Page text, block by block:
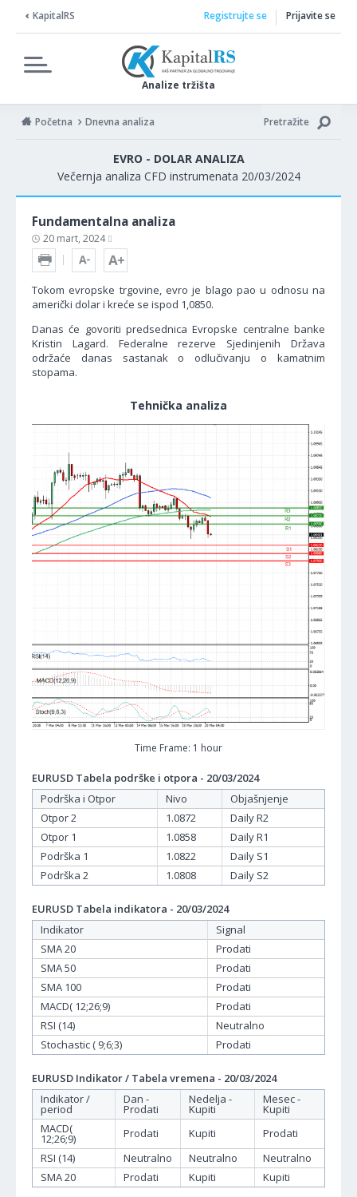
KapitalRS
Analize tržišta
Registrujte se Prijavite se
Početna Dnevna analiza Pretražite
EVRO - DOLAR ANALIZA
Večernja analiza CFD instrumenata 20/03/2024
Fundamentalna analiza
20 mart, 2024
Tokom evropske trgovine, evro je blago pao u odnosu na
američki dolar i kreće se ispod 1,0850.
Danas će govoriti predsednica Evropske centralne banke
Kristin Lagard. Federalne rezerve Sjedinjenih Država
održaće danas sastanak o odlučivanju o kamatnim
stopama.
Tehnička analiza
Time Frame: 1 hour
EURUSD Tabela podrške i otpora - 20/03/2024
Podrška i Otpor
Nivo
Objašnjenje
Otpor 2
1.0872
Daily R2
Otpor 1
1.0858
Daily R1
Podrška 1
1.0822
Daily S1
Podrška 2
1.0808 Daily S2
EURUSD Tabela indikatora - 20/03/2024
Indikator
Signal
SMA 20
Prodati
SMA 50
Prodati
SMA 100
Prodati
MACD( 12;26;9)
Prodati
RSI (14)
Neutralno
Stochastic ( 9;6;3)
Prodati
EURUSD Indikator / Tabela vremena - 20/03/2024
Indikator /
period
Dan -
Prodati
Nedelja -
Kupiti
Mesec -
Kupiti
MACD(
12;26;9) Prodati Kupiti
Prodati
RSI (14)
Neutralno Neutralno
Neutralno
SMA 20
Prodati Kupiti Kupiti